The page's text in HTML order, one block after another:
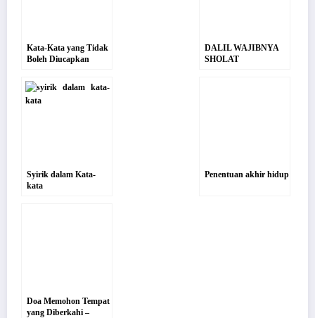
Kata-Kata yang Tidak
Boleh Diucapkan
Mengagungkan
Kemuliaan-Nya
DALIL WAJIBNYA
SHOLAT
Syirik dalam Kata-
kata
Penentuan akhir hidup
Doa Memohon Tempat
yang Diberkahi –